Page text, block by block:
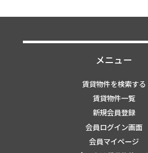
メニュー
賃貸物件を検索する
賃貸物件一覧
新規会員登録
会員ログイン画面
会員マイページ